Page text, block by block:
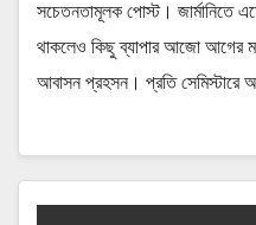
সচেতনতামূলক পোস্ট। জার্মানিতে
থাকলেও কিছু ব্যাপার আজো আগের
আবাসন প্রহসন। প্রতি সেমিস্টারে